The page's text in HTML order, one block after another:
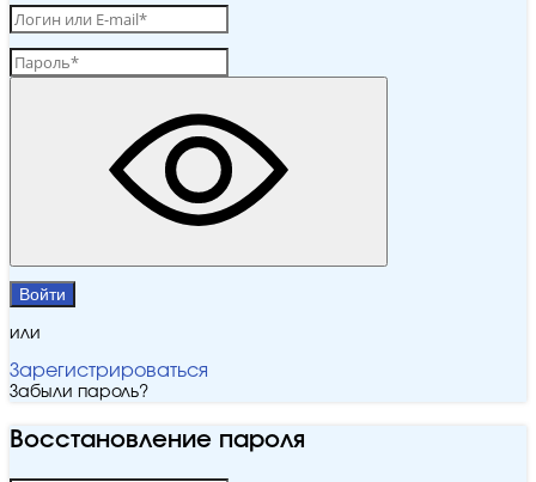
Войти
или
Зарегистрироваться
Забыли пароль?
Восстановление пароля